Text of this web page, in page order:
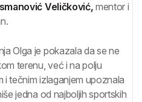
Veličković,mentor i
Olga je pokazala da se ne
terenu, već i na polju
i tečnim izlaganjem upoznala
jedna od najboljih sportskih